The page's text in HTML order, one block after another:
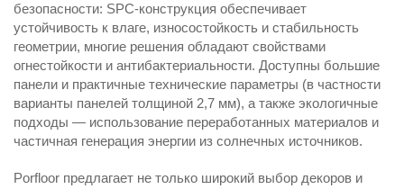
безопасности: SPC-конструкция обеспечивает
устойчивость к влаге, износостойкость и стабильность
геометрии, многие решения обладают свойствами
огнестойкости и антибактериальности. Доступны большие
панели и практичные технические параметры (в частности
варианты панелей толщиной 2,7 мм), а также экологичные
подходы — использование переработанных материалов и
частичная генерация энергии из солнечных источников.
Porfloor предлагает не только широкий выбор декоров и